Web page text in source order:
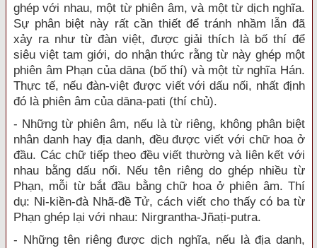
ghép với nhau, một từ phiên âm, và một từ dịch nghĩa.
Sự phân biệt này rất cần thiết để tránh nhầm lẫn đã
xảy ra như từ đàn việt, được giải thích là bố thí để
siêu việt tam giới, do nhận thức rằng từ này ghép một
phiên âm Phạn của dāna (bố thí) và một từ nghĩa Hán.
Thực tế, nếu đàn-việt được viết với dấu nối, nhất định
đó là phiên âm của dāna-pati (thí chủ).
- Những từ phiên âm, nếu là từ riêng, không phân biệt
nhân danh hay địa danh, đều được viết với chữ hoa ở
đầu. Các chữ tiếp theo đều viết thường và liên kết với
nhau bằng dấu nối. Nếu tên riêng do ghép nhiều từ
Phạn, mỗi từ bắt đầu bằng chữ hoa ở phiên âm. Thí
dụ: Ni-kiền-đà Nhã-đề Tử, cách viết cho thấy có ba từ
Phạn ghép lại với nhau: Nirgrantha-Jñaṭi-putra.
- Những tên riêng được dịch nghĩa, nếu là địa danh,